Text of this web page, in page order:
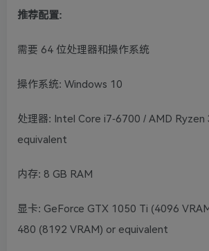
推荐配置:
需要 64 位处理器和操作系统
操作系统: Windows 10
处理器: Intel Core i7-6700 / AMD Ryzen
equivalent
内存: 8 GB RAM
显卡: GeForce GTX 1050 Ti (4096
480 (8192 VRAM) or equivalent